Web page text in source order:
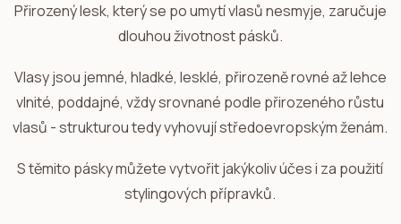
Přirozený lesk, který se po umytí vlasů nesmyje, zaručuje
dlouhou životnost pásků.
Vlasy jsou jemné, hladké, lesklé, přirozeně rovné až lehce
vlnité, poddajné, vždy srovnané podle přirozeného růstu
vlasů - strukturou tedy vyhovují středoevropským ženám.
S těmito pásky můžete vytvořit jakýkoliv účes i za použití
stylingových přípravků.